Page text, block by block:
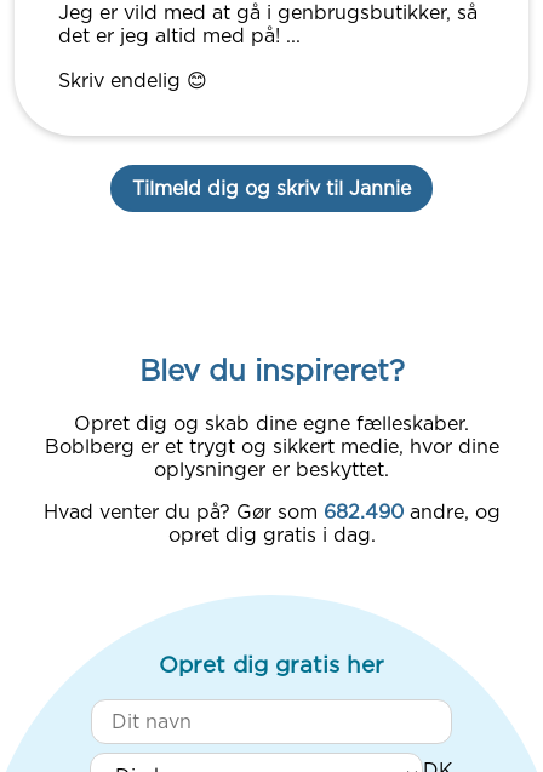
Jeg er vild med at gå i genbrugsbutikker, så
det er jeg altid med på! ...
Skriv endelig 😊
Tilmeld dig og skriv til Jannie
Blev du inspireret?
Opret dig og skab dine egne fælleskaber.
Boblberg er et trygt og sikkert medie, hvor dine
oplysninger er beskyttet.
Hvad venter du på? Gør som 682.490 andre, og
opret dig gratis i dag.
Opret dig gratis her